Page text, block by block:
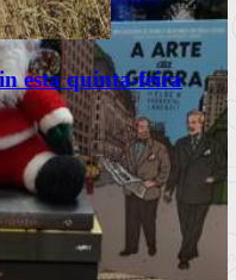
esta quinta-feira